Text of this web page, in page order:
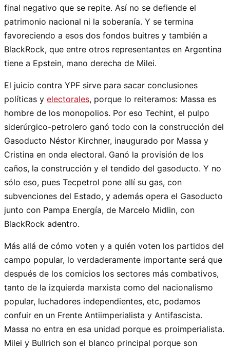
final negativo que se repite. Así no se defiende el
patrimonio nacional ni la soberanía. Y se termina
favoreciendo a esos dos fondos buitres y también a
BlackRock, que entre otros representantes en Argentina
tiene a Epstein, mano derecha de Milei.
El juicio contra YPF sirve para sacar conclusiones
políticas y electorales, porque lo reiteramos: Massa es
hombre de los monopolios. Por eso Techint, el pulpo
siderúrgico-petrolero ganó todo con la construcción del
Gasoducto Néstor Kirchner, inaugurado por Massa y
Cristina en onda electoral. Ganó la provisión de los
caños, la construcción y el tendido del gasoducto. Y no
sólo eso, pues Tecpetrol pone allí su gas, con
subvenciones del Estado, y además opera el Gasoducto
junto con Pampa Energía, de Marcelo Midlin, con
BlackRock adentro.
Más allá de cómo voten y a quién voten los partidos del
campo popular, lo verdaderamente importante será que
después de los comicios los sectores más combativos,
tanto de la izquierda marxista como del nacionalismo
popular, luchadores independientes, etc, podamos
confuir en un Frente Antiimperialista y Antifascista.
Massa no entra en esa unidad porque es proimperialista.
Milei y Bullrich son el blanco principal porque son